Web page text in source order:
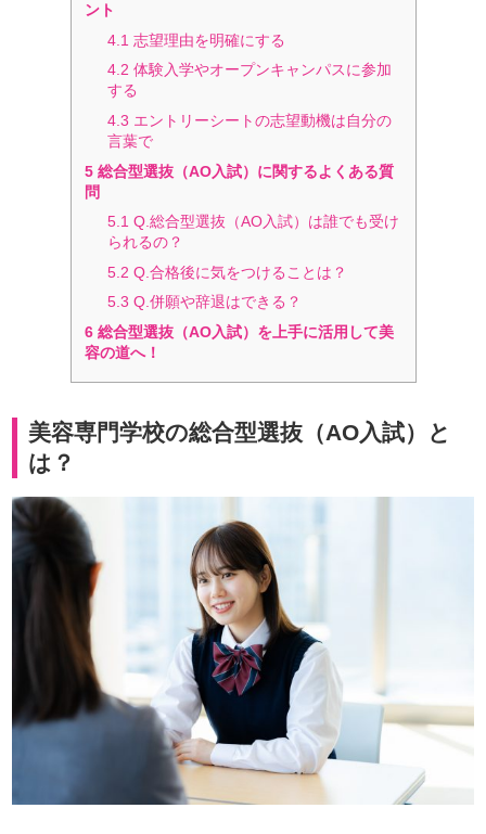
ント
4.1 志望理由を明確にする
4.2 体験入学やオープンキャンパスに参加
する
4.3 エントリーシートの志望動機は自分の
言葉で
5総合型選抜（AO入試）に関するよくある質
問
5.1 Q.総合型選抜（AO入試）は誰でも受け
られるの？
5.2 Q.合格後に気をつけることは？
5.3 Q.併願や辞退はできる？
6総合型選抜（AO入試）を上手に活用して美
容の道へ！
美容専門学校の総合型選抜（AO入試）と
は？